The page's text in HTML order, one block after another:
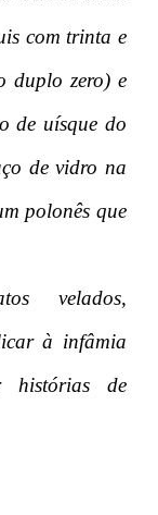
com trinta e
duplo zero) e
de uísque do
de vidro na
polonês que
velados,
à infâmia
histórias de